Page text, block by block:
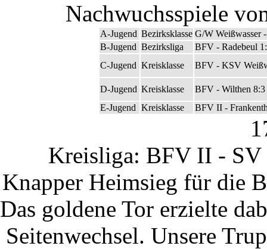
Nachwuchsspiele
A-Jugend Bezirksklasse G/W Weißwasser
B-Jugend Bezirksliga
BFV - Radebeul
C-Jugend Kreisklasse BFV - KSV
D-Jugend Kreisklasse
BFV - Wilthen 8:3
E-Jugend Kreisklasse BFV II -
Kreisliga: BFV II - SV
Knapper Heimsieg für die
Das goldene Tor erzielte
Seitenwechsel. Unsere